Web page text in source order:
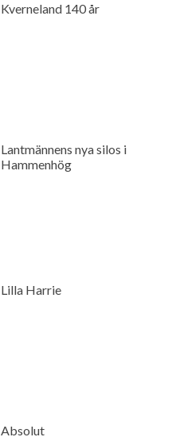
Kverneland 140 år
Lantmännens nya silos i
Hammenhög
Lilla Harrie
Absolut